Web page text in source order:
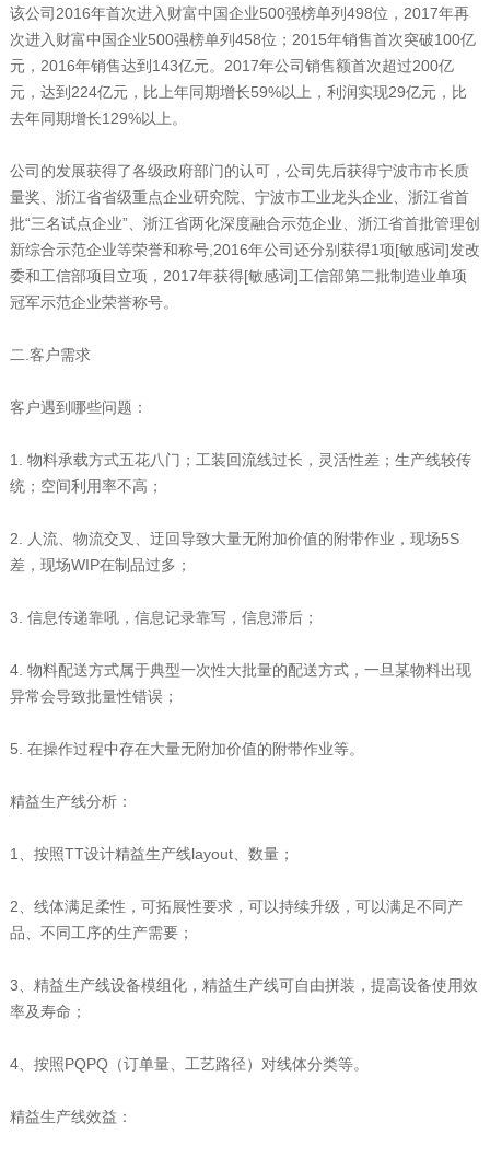
该公司2016年首次进入财富中国企业500强榜单列498位，2017年再
次进入财富中国企业500强榜单列458位；2015年销售首次突破100亿
元，2016年销售达到143亿元。2017年公司销售额首次超过200亿
元，达到224亿元，比上年同期增长59%以上，利润实现29亿元，比
去年同期增长129%以上。
公司的发展获得了各级政府部门的认可，公司先后获得宁波市市长质
量奖、浙江省省级重点企业研究院、宁波市工业龙头企业、浙江省首
批“三名试点企业”、浙江省两化深度融合示范企业、浙江省首批管理创
新综合示范企业等荣誉和称号,2016年公司还分别获得1项[敏感词]发改
委和工信部项目立项，2017年获得[敏感词]工信部第二批制造业单项
冠军示范企业荣誉称号。
二.客户需求
客户遇到哪些问题：
1. 物料承载方式五花八门；工装回流线过长，灵活性差；生产线较传
统；空间利用率不高；
2. 人流、物流交叉、迂回导致大量无附加价值的附带作业，现场5S
差，现场WIP在制品过多；
3. 信息传递靠吼，信息记录靠写，信息滞后；
4. 物料配送方式属于典型一次性大批量的配送方式，一旦某物料出现
异常会导致批量性错误；
5. 在操作过程中存在大量无附加价值的附带作业等。
精益生产线分析：
1、按照TT设计精益生产线layout、数量；
2、线体满足柔性，可拓展性要求，可以持续升级，可以满足不同产
品、不同工序的生产需要；
3、精益生产线设备模组化，精益生产线可自由拼装，提高设备使用效
率及寿命；
4、按照PQPQ（订单量、工艺路径）对线体分类等。
精益生产线效益：